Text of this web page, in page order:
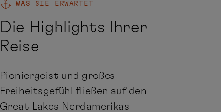
WAS SIE ERWARTET
Die Highlights Ihrer
Reise
Pioniergeist und großes
Freiheitsgefühl fließen auf den
Great Lakes Nordamerikas